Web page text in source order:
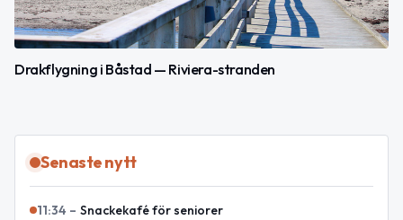
Drakflygning i Båstad — Riviera-stranden
Senaste nytt
11:34 – Snackekafé för seniorer